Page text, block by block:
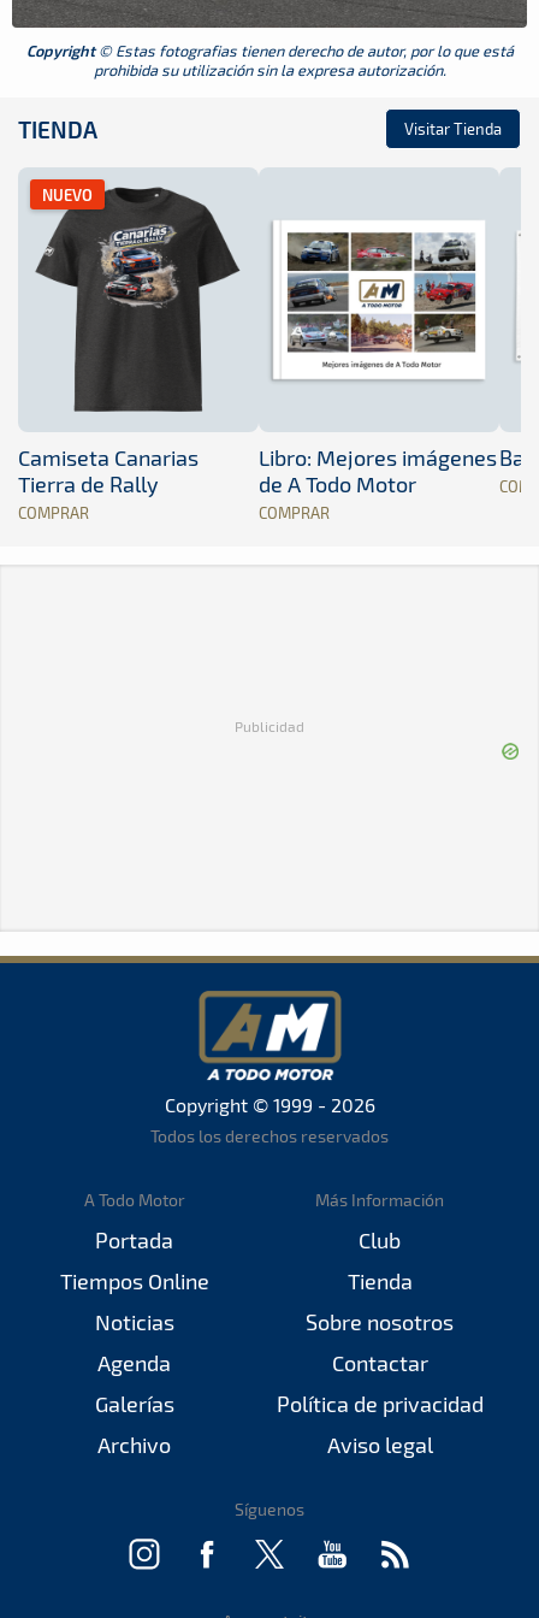
Copyright© Estas fotografias tienen derecho de autor, por lo que está
prohibida su utilización sin la expresa autorización.
TIENDA Visitar Tienda
NUEVO
Camiseta Canarias
Tierra de Rally
COMPRAR
Libro: Mejores imágenes
de A Todo Motor
COMPRAR
Publicidad
Copyright © 1999 - 2026
Todos los derechos reservados
A Todo Motor
Portada
Tiempos Online
Noticias
Agenda
Galerías
Archivo
Más Información
Club
Tienda
Sobre nosotros
Contactar
Política de privacidad
Aviso legal
Síguenos